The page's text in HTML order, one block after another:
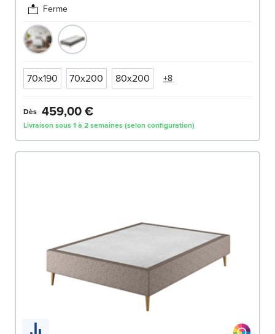
Ferme
70x190 70x200 80x200 +8
Dès 459,00 €
Livraison sous 1 à 2 semaines (selon configuration)